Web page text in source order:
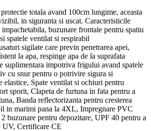
totala avand 100cm lungime, aceasta
in siguranta si uscat. Caracteristicile
buzunare frontale pentru spatiu
spatele ventilat si respirabil
sigilate care previn penetrarea apei,
la apa, respinge apa de la suprafata
suplimentara impotriva frigului avand spatele
cu snur pentru o potrivire sigura si
elastice, Spate ventilat si ochiuri pentru
sporit, Clapeta de furtuna in fata pentru a
Banda reflectorizanta pentru cresterea
in marimi pana la 4XL, Impregnare PVC
buzunare pentru depozitare, UPF 40 pentru a
UV, Certificare CE